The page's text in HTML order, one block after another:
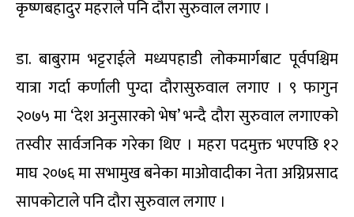
कृष्णबहादुर महराले पनि दौरा सुरुवाल लगाए ।
डा. बाबुराम भट्टराईले मध्यपहाडी लोकमार्गबाट पूर्वपश्चिम
यात्रा गर्दा कर्णाली पुग्दा दौरासुरुवाल लगाए । ९ फागुन
२०७५ मा ‘देश अनुसारको भेष’ भन्दै दौरा सुरुवाल लगाएको
तस्वीर सार्वजनिक गरेका थिए । महरा पदमुक्त भएपछि १२
माघ २०७६ मा सभामुख बनेका माओवादीका नेता अग्निप्रसाद
सापकोटाले पनि दौरा सुरुवाल लगाए ।